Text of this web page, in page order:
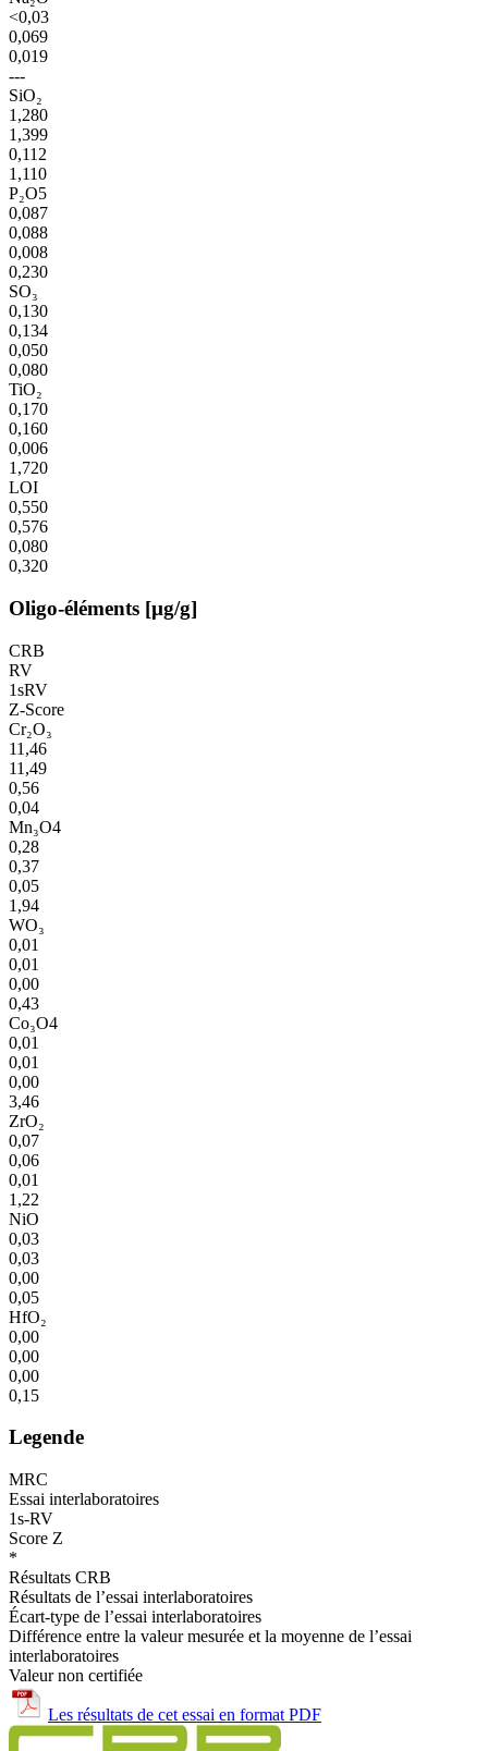
<0,03
0,069
0,019
---
SiO₂
1,280
1,399
0,112
1,110
P₂O5
0,087
0,088
0,008
0,230
SO₃
0,130
0,134
0,050
0,080
TiO₂
0,170
0,160
0,006
1,720
LOI
0,550
0,576
0,080
0,320
Oligo-éléments [µg/g]
CRB
RV
1sRV
Z-Score
Cr₂O₃
11,46
11,49
0,56
0,04
Mn₃O4
0,28
0,37
0,05
1,94
WO₃
0,01
0,01
0,00
0,43
Co₃O4
0,01
0,01
0,00
3,46
ZrO₂
0,07
0,06
0,01
1,22
NiO
0,03
0,03
0,00
0,05
HfO₂
0,00
0,00
0,00
0,15
Legende
MRC
Essai interlaboratoires
1s-RV
Score Z
*
Résultats CRB
Résultats de l’essai interlaboratoires
Écart-type de l’essai interlaboratoires
Différence entre la valeur mesurée et la moyenne de l’essai
interlaboratoires
Valeur non certifiée
Les résultats de cet essai en format PDF